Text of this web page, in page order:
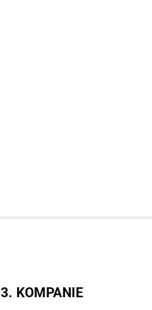
KOMPANIE